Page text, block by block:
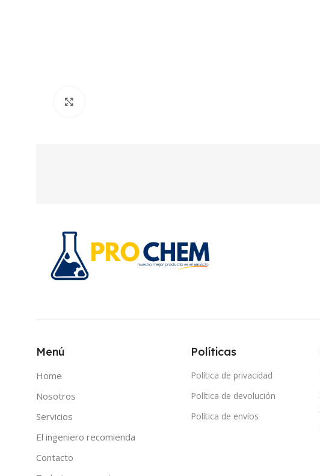
Menú
Home
Nosotros
Servicios
El ingeniero recomienda
Contacto
Políticas
Política de privacidad
Política de devolución
Política de envíos